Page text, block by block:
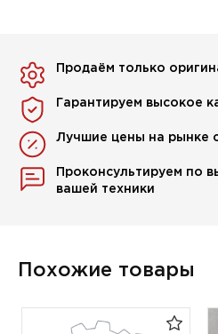
Продаём только
Гарантируем высокое
Лучшие цены на рынке
Проконсультируем по
вашей техники
Похожие товары